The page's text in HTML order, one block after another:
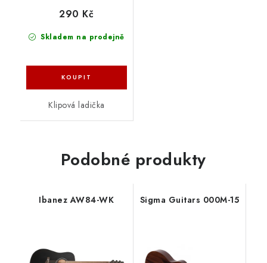
Skladem na prodejně
290 Kč
Klipová ladička
Podobné produkty
Ibanez AW84-WK Sigma Guitars 000M-15